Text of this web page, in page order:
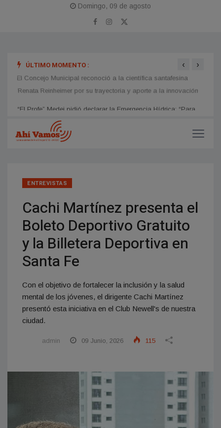
Domingo, 09 de agosto
ÚLTIMO MOMENTO :
El Concejo Municipal reconoció a la científica santafesina
Renata Reinheimer por su trayectoria y aporte a la innovación
‹ ›
ENTREVISTAS
Cachi Martínez presenta el
Boleto Deportivo Gratuito
y la Billetera Deportiva en
Santa Fe
Con el objetivo de fortalecer la inclusión y la salud
mental de los jóvenes, el dirigente Cachi Martínez
presentó esta iniciativa en el Club Newell's de nuestra
ciudad.
admin 09 Junio, 2026 115